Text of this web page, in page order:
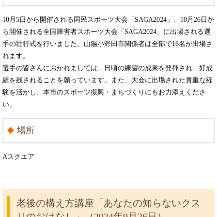
10月5日から開催される国民スポーツ大会「SAGA2024」、10月26日か
ら開催される全国障害者スポーツ大会「SAGA2024」に出場される選
手の壮行式を行いました。山陽小野田市関係者は全部で16名が出場さ
れます。
選手の皆さんにおかれましては、日頃の練習の成果を発揮され、好成
績を残されることを願っています。また、大会に出場された貴重な経
験を活かし、本市のスポーツ振興・まちづくりにもお力添えくださ
い。
場所
Aスクエア
老後の構え方講座「あなたの知らないクス